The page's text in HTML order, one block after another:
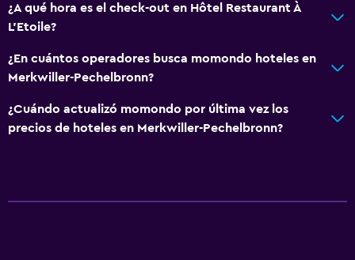
¿A qué hora es el check-out en Hôtel Restaurant À
L'Etoile?
¿En cuántos operadores busca momondo hoteles en
Merkwiller-Pechelbronn?
¿Cuándo actualizó momondo por última vez los
precios de hoteles en Merkwiller-Pechelbronn?